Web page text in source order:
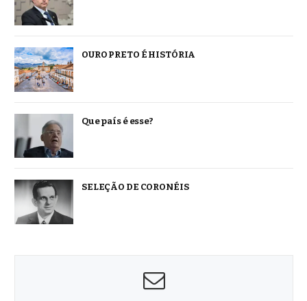
OURO PRETO É HISTÓRIA
Que país é esse?
SELEÇÃO DE CORONÉIS